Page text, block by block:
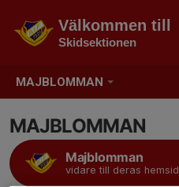
MAJBLOMMAN
Välkommen till
Skidsektionen
MAJBLOMMAN
Majblomman
vidare till deras